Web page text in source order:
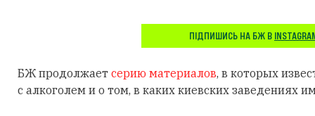
ПІДПИШИСЬ НА БЖ В
БЖ продолжает серию материалов, в которых
с алкоголем и о том, в каких киевских заведениях